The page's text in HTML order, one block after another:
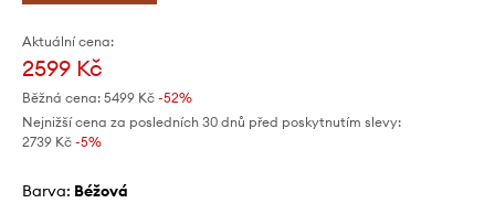
Aktuální cena:
2599 Kč
Běžná cena: 5499 Kč -52%
Nejnižší cena za posledních 30 dnů před poskytnutím slevy:
2739 Kč -5%
Barva: béžová